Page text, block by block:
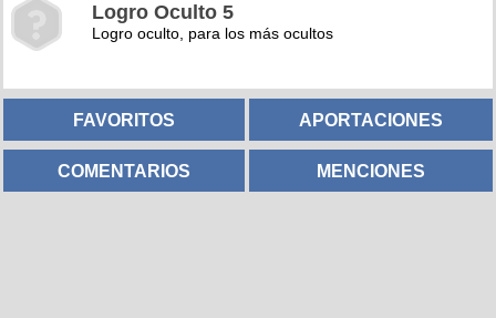
Logro Oculto 5
Logro oculto, para los más ocultos
FAVORITOS APORTACIONES
COMENTARIOS MENCIONES